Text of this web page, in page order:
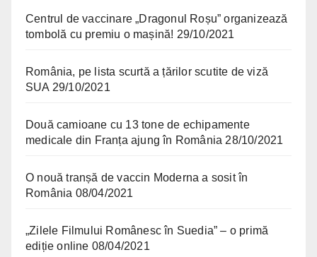
Centrul de vaccinare „Dragonul Roșu” organizează
tombolă cu premiu o mașină! 29/10/2021
România, pe lista scurtă a țărilor scutite de viză
SUA 29/10/2021
Două camioane cu 13 tone de echipamente
medicale din Franța ajung în România 28/10/2021
O nouă tranșă de vaccin Moderna a sosit în
România 08/04/2021
„Zilele Filmului Românesc în Suedia” – o primă
ediție online 08/04/2021